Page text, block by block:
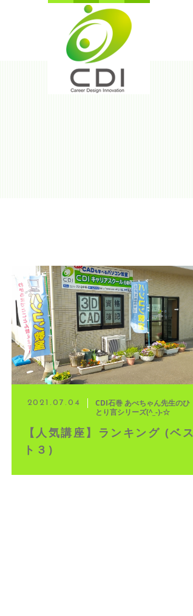
2021.07.04
CDI石巻 あべちゃん先生のひ
とり言シリーズ(^_-)-☆
【人気講座】ランキング (ベス
ト３)